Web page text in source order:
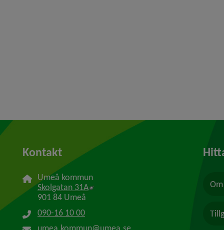
Kontakt
Umeå kommun
Skolgatan 31A Länk till annan webbplats, öppnas i
901 84 Umeå
090-16 10 00